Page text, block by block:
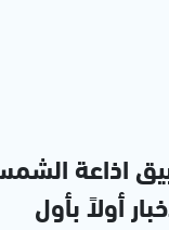
اذاعة
أولاً بأول